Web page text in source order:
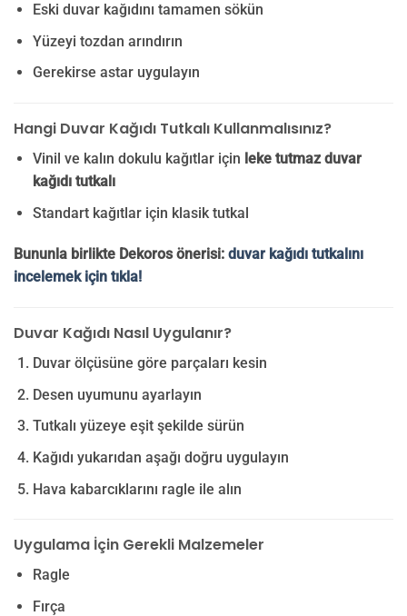
Eski duvar kağıdını tamamen sökün
Yüzeyi tozdan arındırın
Gerekirse astar uygulayın
Hangi Duvar Kağıdı Tutkalı Kullanmalısınız?
Vinil ve kalın dokulu kağıtlar için leke tutmaz duvar
kağıdı tutkalı
Standart kağıtlar için klasik tutkal
Bununla birlikte Dekoros önerisi: duvar kağıdı tutkalını
incelemek için tıkla!
Duvar Kağıdı Nasıl Uygulanır?
Duvar ölçüsüne göre parçaları kesin
Desen uyumunu ayarlayın
Tutkalı yüzeye eşit şekilde sürün
Kağıdı yukarıdan aşağı doğru uygulayın
Hava kabarcıklarını ragle ile alın
Uygulama İçin Gerekli Malzemeler
Ragle
Fırça